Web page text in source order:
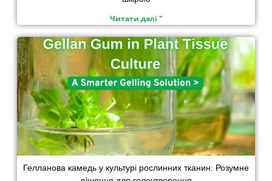
Читати далі "
Гелланова камедь у культурі рослинних тканин: Розумне